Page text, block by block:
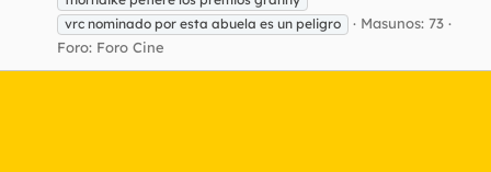
vrc nominado por esta abuela es un peligro
Masunos: 73
Foro: Foro Cine